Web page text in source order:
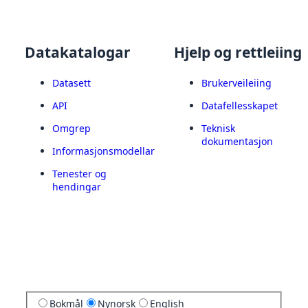
Datakatalogar
Datasett
API
Omgrep
Informasjonsmodellar
Tenester og
hendingar
Hjelp og rettleiing
Brukerveileiing
Datafellesskapet
Teknisk
dokumentasjon
Bokmål Nynorsk English